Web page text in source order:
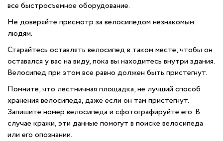
все быстросъемное оборудование.
Не доверяйте присмотр за велосипедом незнакомым
людям.
Старайтесь оставлять велосипед в таком месте, чтобы он
оставался у вас на виду, пока вы находитесь внутри здания.
Велосипед при этом все равно должен быть пристегнут.
Помните, что лестничная площадка, не лучший способ
хранения велосипеда, даже если он там пристегнут.
Запишите номер велосипеда и сфотографируйте его. В
случае кражи, эти данные помогут в поиске велосипеда
или его опознании.